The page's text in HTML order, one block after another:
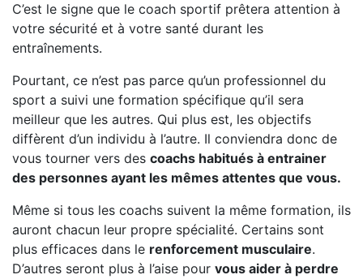
C’est le signe que le coach sportif prêtera attention à
votre sécurité et à votre santé durant les
entraînements.
Pourtant, ce n’est pas parce qu’un professionnel du
sport a suivi une formation spécifique qu’il sera
meilleur que les autres. Qui plus est, les objectifs
diffèrent d’un individu à l’autre. Il conviendra donc de
vous tourner vers des coachs habitués à entrainer
des personnes ayant les mêmes attentes que vous.
Même si tous les coachs suivent la même formation, ils
auront chacun leur propre spécialité. Certains sont
plus efficaces dans le renforcement musculaire.
D’autres seront plus à l’aise pour vous aider à perdre